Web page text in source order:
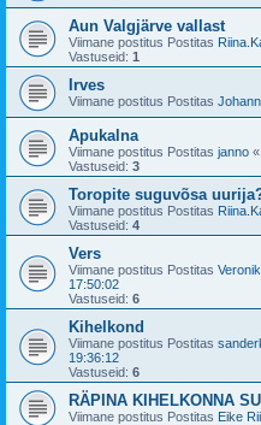
Aun Valgjärve vallast
Viimane postitus Postitas
Vastuseid: 1
Irves
Viimane postitus Postitas
Apukalna
Viimane postitus Postitas janno «
Vastuseid: 3
Toropite suguvõsa
Viimane postitus Postitas
Vastuseid: 4
Vers
Viimane postitus Postitas
17:50:02
Vastuseid: 6
Kihelkond
Viimane postitus Postitas
19:36:12
Vastuseid: 6
RÄPINA KIHELKONNA
Viimane postitus Postitas Eike